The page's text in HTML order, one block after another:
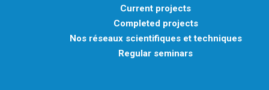
Current projects
Completed projects
Nos réseaux scientifiques et techniques
Regular seminars